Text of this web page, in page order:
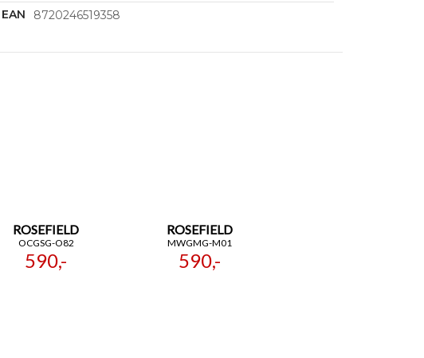
EAN
8720246519358
ROSEFIELD
OCGSG-O82
590,-
ROSEFIELD
MWGMG-M01
590,-